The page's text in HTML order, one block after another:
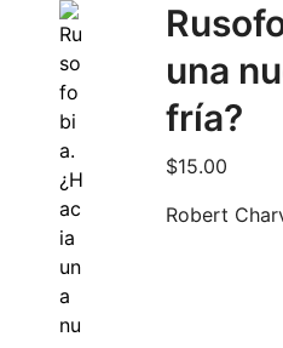
una
fría?
$15.00
Robert